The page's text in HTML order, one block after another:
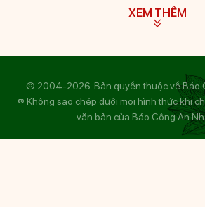
XEM THÊM
© 2004-2026. Bản quyền thuộc về Báo
® Không sao chép dưới mọi hình thức khi
văn bản của Báo Công An